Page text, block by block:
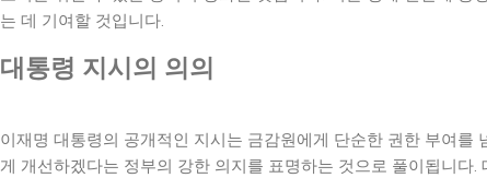
는 데 기여할 것입니다.
대통령 지시의 의의
이재명 대통령의 공개적인 지시는 금감원에게 단순한 권한 부여를
게 개선하겠다는 정부의 강한 의지를 표명하는 것으로 풀이됩니다